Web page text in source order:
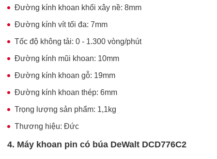
Đường kính khoan khối xây nề: 8mm
Đường kính vít tối đa: 7mm
Tốc độ không tải: 0 - 1.300 vòng/phút
Đường kính mũi khoan: 10mm
Đường kính khoan gỗ: 19mm
Đường kính khoan thép: 6mm
Trọng lượng sản phẩm: 1,1kg
Thương hiệu: Đức
4. Máy khoan pin có búa DeWalt DCD776C2